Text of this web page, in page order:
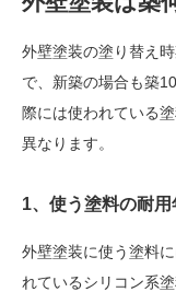
外壁塗装の塗り替え
で、新築の場合も築
際には使われている
異なります。
1、使う塗料の耐
外壁塗装に使う塗料
れているシリコン系